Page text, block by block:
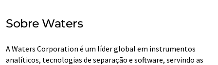
Sobre Waters
A Waters Corporation é um líder global em instrumentos
analíticos, tecnologias de separação e software, servindo as